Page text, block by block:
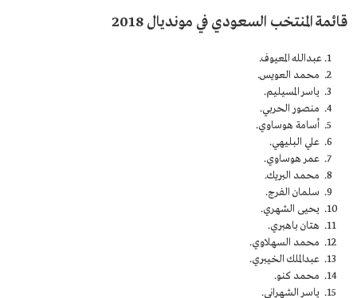
قائمة المنتخب السعودي في مونديال 2018
عبدالله المعيوف.
محمد العويس.
ياسر المسيليم.
منصور الحربي.
أسامة هوساوي.
علي البليهي.
عمر هوساوي.
محمد البريك.
سلمان الفرج.
يحيى الشهري.
هتان باهبري.
محمد السهلاوي.
عبدالملك الخيبري.
محمد كنو.
ياسر الشهراني.